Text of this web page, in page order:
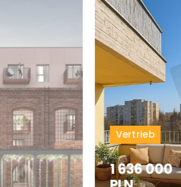
Vertrieb
1 636 000